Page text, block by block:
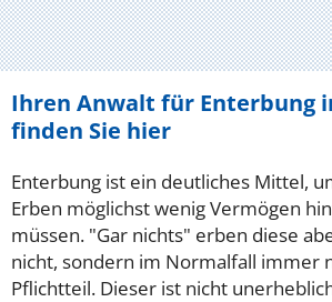
Ihren Anwalt für Enterbung
finden Sie hier
Enterbung ist ein deutliches Mittel,
Erben möglichst wenig Vermögen
müssen. "Gar nichts" erben diese
nicht, sondern im Normalfall immer
Pflichtteil. Dieser ist nicht